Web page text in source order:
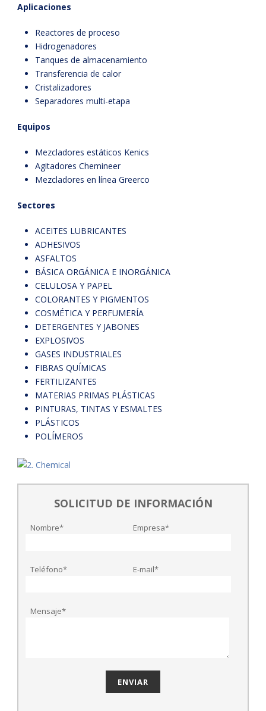
Aplicaciones
Reactores de proceso
Hidrogenadores
Tanques de almacenamiento
Transferencia de calor
Cristalizadores
Separadores multi-etapa
Equipos
Mezcladores estáticos Kenics
Agitadores Chemineer
Mezcladores en línea Greerco
Sectores
ACEITES LUBRICANTES
ADHESIVOS
ASFALTOS
BÁSICA ORGÁNICA E INORGÁNICA
CELULOSA Y PAPEL
COLORANTES Y PIGMENTOS
COSMÉTICA Y PERFUMERÍA
DETERGENTES Y JABONES
EXPLOSIVOS
GASES INDUSTRIALES
FIBRAS QUÍMICAS
FERTILIZANTES
MATERIAS PRIMAS PLÁSTICAS
PINTURAS, TINTAS Y ESMALTES
PLÁSTICOS
POLÍMEROS
SOLICITUD DE INFORMACIÓN
Nombre* Empresa*
Teléfono* E-mail*
Mensaje*